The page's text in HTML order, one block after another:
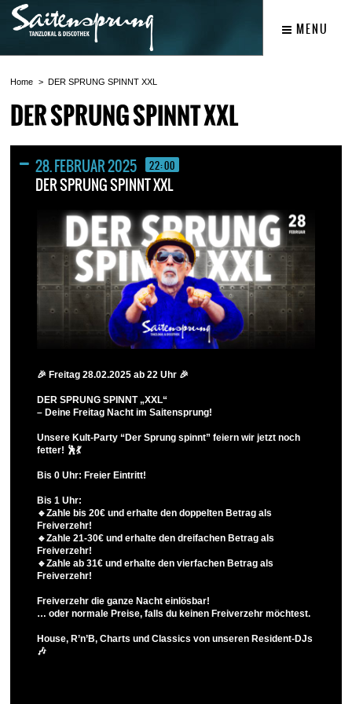
MENU
Home DER SPRUNG SPINNT XXL
DER SPRUNG SPINNT XXL
28. FEBRUAR 2025 22:00
DER SPRUNG SPINNT XXL
🎉 Freitag 28.02.2025 ab 22 Uhr 🎉
DER SPRUNG SPINNT „XXL“
– Deine Freitag Nacht im Saitensprung!
Unsere Kult-Party “Der Sprung spinnt” feiern wir jetzt noch
fetter! 🕺💃
Bis 0 Uhr: Freier Eintritt!
Bis 1 Uhr:
🔹Zahle bis 20€ und erhalte den doppelten Betrag als
Freiverzehr!
🔹Zahle 21-30€ und erhalte den dreifachen Betrag als
Freiverzehr!
🔹Zahle ab 31€ und erhalte den vierfachen Betrag als
Freiverzehr!
Freiverzehr die ganze Nacht einlösbar!
… oder normale Preise, falls du keinen Freiverzehr möchtest.
House, R’n’B, Charts und Classics von unseren Resident-DJs
🎶